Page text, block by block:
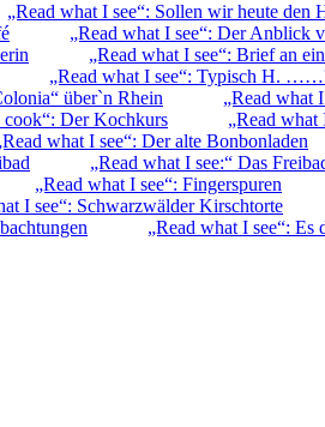
„Read what I see“: Sollen wir heute den
„Read what I see“: Der Anblick
„Read what I see“: Brief an
„Read what I see“: Typisch H.
über`n Rhein
„Read what
cook“: Der Kochkurs
„Read
what I see“: Der alte Bonbonladen
„Read what I see:“ Das
„Read what I see“: Fingerspuren
I see“: Schwarzwälder Kirschtorte
„Read what I see“: Es